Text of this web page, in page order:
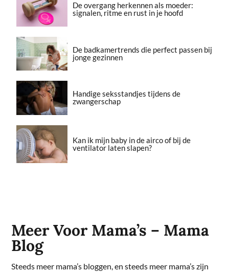
De overgang herkennen als moeder:
signalen, ritme en rust in je hoofd
De badkamertrends die perfect passen bij
jonge gezinnen
Handige seksstandjes tijdens de
zwangerschap
Kan ik mijn baby in de airco of bij de
ventilator laten slapen?
Meer Voor Mama’s – Mama
Blog
Steeds meer mama’s bloggen, en steeds meer mama’s zijn